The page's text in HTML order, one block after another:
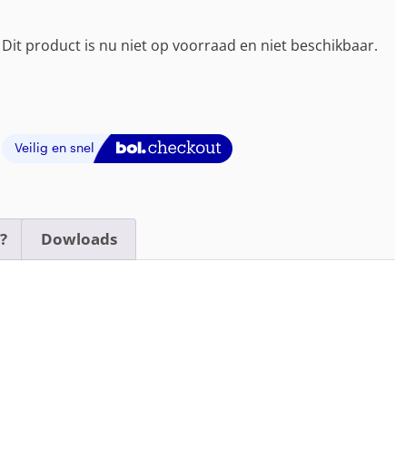
Dit product is nu niet op voorraad en niet beschikbaar.
Dowloads